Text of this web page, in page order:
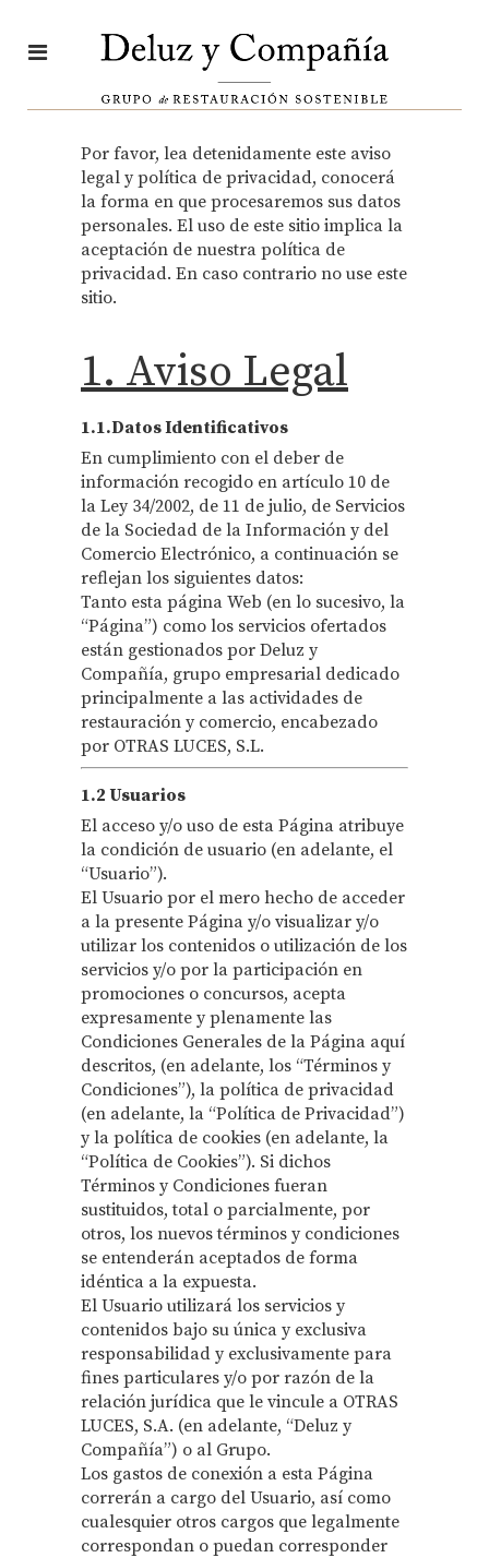
Por favor, lea detenidamente este aviso
legal y política de privacidad, conocerá
la forma en que procesaremos sus datos
personales. El uso de este sitio implica la
aceptación de nuestra política de
privacidad. En caso contrario no use este
sitio.
1. Aviso Legal
1.1.Datos Identificativos
En cumplimiento con el deber de
información recogido en artículo 10 de
la Ley 34/2002, de 11 de julio, de Servicios
de la Sociedad de la Información y del
Comercio Electrónico, a continuación se
reflejan los siguientes datos:
Tanto esta página Web (en lo sucesivo, la
“Página”) como los servicios ofertados
están gestionados por Deluz y
Compañía, grupo empresarial dedicado
principalmente a las actividades de
restauración y comercio, encabezado
por OTRAS LUCES, S.L.
1.2 Usuarios
El acceso y/o uso de esta Página atribuye
la condición de usuario (en adelante, el
“Usuario”).
El Usuario por el mero hecho de acceder
a la presente Página y/o visualizar y/o
utilizar los contenidos o utilización de los
servicios y/o por la participación en
promociones o concursos, acepta
expresamente y plenamente las
Condiciones Generales de la Página aquí
descritos, (en adelante, los “Términos y
Condiciones”), la política de privacidad
(en adelante, la “Política de Privacidad”)
y la política de cookies (en adelante, la
“Política de Cookies”). Si dichos
Términos y Condiciones fueran
sustituidos, total o parcialmente, por
otros, los nuevos términos y condiciones
se entenderán aceptados de forma
idéntica a la expuesta.
El Usuario utilizará los servicios y
contenidos bajo su única y exclusiva
responsabilidad y exclusivamente para
fines particulares y/o por razón de la
relación jurídica que le vincule a OTRAS
LUCES, S.A. (en adelante, “Deluz y
Compañía”) o al Grupo.
Los gastos de conexión a esta Página
correrán a cargo del Usuario, así como
cualesquier otros cargos que legalmente
correspondan o puedan corresponder